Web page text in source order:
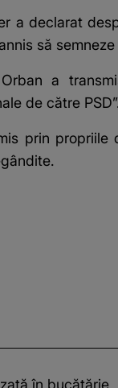
a declarat
să
a
de către
prin
în bucătărie